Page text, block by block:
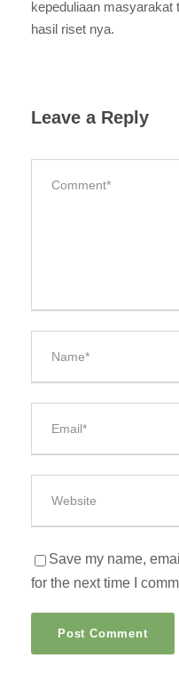
kepeduliaan
hasil riset nya.
Leave a Reply
Save my name,
for the next time I